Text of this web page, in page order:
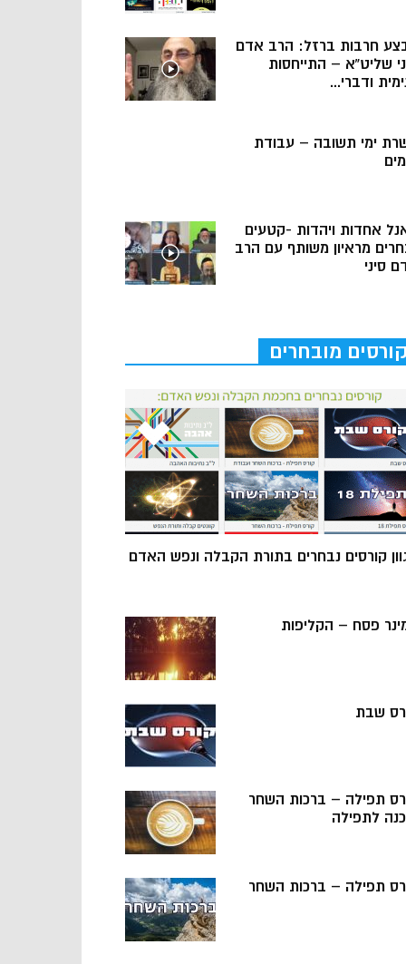
חרבות ברזל: הרב אדם
שליט”א – התייחסות
ודברי...
ימי תשובה – עבודת
אחדות ויהדות -קטעים
מראיון משותף עם הרב
סיני
קורסים מובחרים
קורסים נבחרים בתורת הקבלה ונפש האדם
פסח – הקליפות
שבת
תפילה – ברכות השחר
לתפילה
תפילה – ברכות השחר